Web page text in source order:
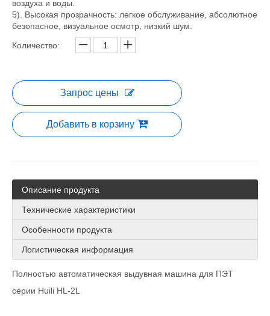
воздуха и воды.
5). Высокая прозрачность: легкое обслуживание, абсолютное
безопасное, визуальное осмотр, низкий шум.
Количество:
Запрос цены
Добавить в корзину
Описание продукта
Технические характеристики
Особенности продукта
Логистическая информация
Полностью автоматическая выдувная машина для ПЭТ
серии Huili HL-2L